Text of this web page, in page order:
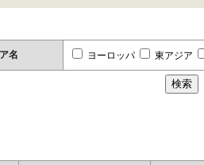
名 ヨーロッパ 東アジア